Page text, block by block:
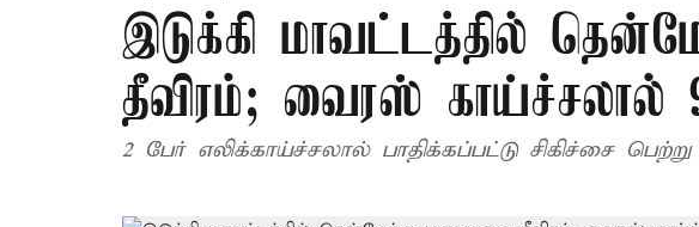
இடுக்கி மாவட்டத்தில்
தீவிரம்; வைரஸ் காய்ச்சலால்
2 பேர் எலிக்காய்ச்சலால் பாதிக்கப்பட்டு சிகிச்சை